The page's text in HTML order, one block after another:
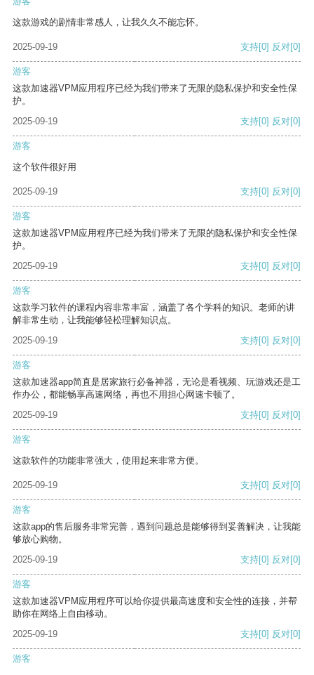
这款游戏的剧情非常感人，让我久久不能忘怀。
2025-09-19 支持[0] 反对[0]
游客
这款加速器VPM应用程序已经为我们带来了无限的隐私保护和安全性保
护。
2025-09-19
支持[0] 反对[0]
游客
这个软件很好用
2025-09-19 支持[0] 反对[0]
游客
这款加速器VPM应用程序已经为我们带来了无限的隐私保护和安全性保
护。
2025-09-19
支持[0] 反对[0]
游客
这款学习软件的课程内容非常丰富，涵盖了各个学科的知识。老师的讲
解非常生动，让我能够轻松理解知识点。
2025-09-19
支持[0] 反对[0]
游客
这款加速器app简直是居家旅行必备神器，无论是看视频、玩游戏还是工
作办公，都能畅享高速网络，再也不用担心网速卡顿了。
2025-09-19
支持[0] 反对[0]
游客
这款软件的功能非常强大，使用起来非常方便。
2025-09-19 支持[0] 反对[0]
游客
这款app的售后服务非常完善，遇到问题总是能够得到妥善解决，让我能
够放心购物。
2025-09-19
支持[0] 反对[0]
游客
这款加速器VPM应用程序可以给你提供最高速度和安全性的连接，并帮
助你在网络上自由移动。
2025-09-19
支持[0] 反对[0]
游客